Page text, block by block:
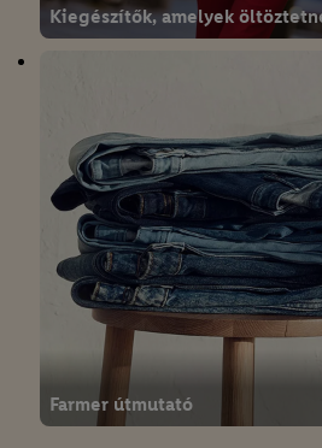
Kiegészítők, amelyek
Farmer útmutató